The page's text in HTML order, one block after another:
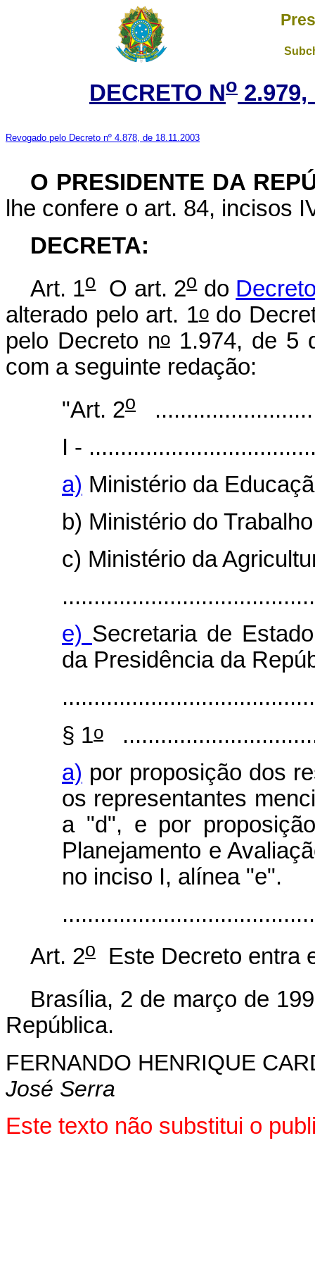
DECRETO No 2.979,
Revogado pelo Decreto nº 4.878, de 18.11.2003
O PRESIDENTE DA
lhe confere o art. 84, incisos
DECRETA:
Art. 1oO art. 2odo
alterado pelo art. 1odo
pelo Decreto no1.974, de 5
com a seguinte redação:
"Art. 2o
I -
a) Ministério da
b) Ministério do
c) Ministério da
e) Secretaria de
da Presidência da
§ 1o
a) por proposição dos
os representantes
a "d", e por
Planejamento e
no inciso I, alínea "e".
Art. 2o
Este Decreto entra
Brasília, 2 de março de
República.
FERNANDO HENRIQUE
José Serra
Este texto não substitui o